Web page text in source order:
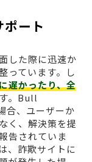
ート
した際に迅速か
っています。し
遅かったり、全
。Bull
、ユーザーか
く、解決策を提
告されていま
、詐欺サイトに